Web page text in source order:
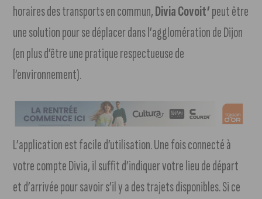
horaires des transports en commun,Divia Covoit’peut être
une solution pour se déplacer dans l’agglomération de Dijon
(en plus d’être une pratique respectueuse de
l’environnement).
L’application est facile d’utilisation. Une fois connecté à
votre compte Divia, il suffit d’indiquer votre lieu de départ
et d’arrivée pour savoir s’il y a des trajets disponibles. Si ce